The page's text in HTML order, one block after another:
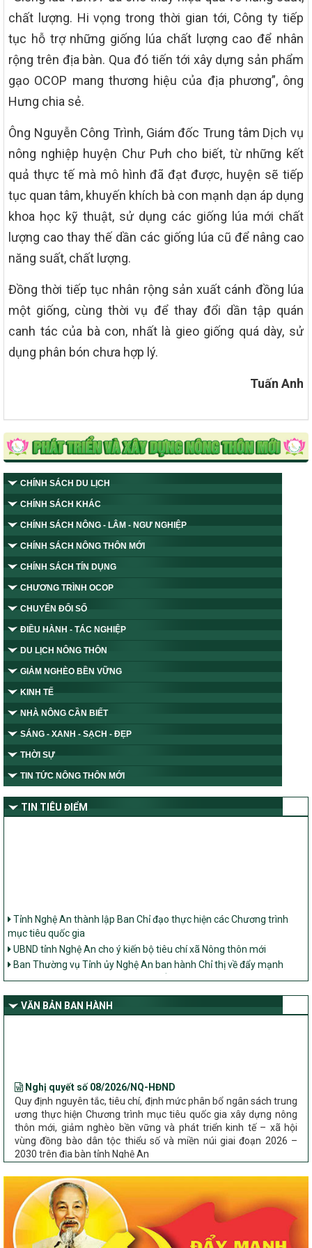
chất lượng. Hi vọng trong thời gian tới, Công ty tiếp
tục hỗ trợ những giống lúa chất lượng cao để nhân
rộng trên địa bàn. Qua đó tiến tới xây dựng sản phẩm
gạo OCOP mang thương hiệu của địa phương”, ông
Hưng chia sẻ.
Ông Nguyễn Công Trình, Giám đốc Trung tâm Dịch vụ
nông nghiệp huyện Chư Pưh cho biết, từ những kết
quả thực tế mà mô hình đã đạt được, huyện sẽ tiếp
tục quan tâm, khuyến khích bà con mạnh dạn áp dụng
khoa học kỹ thuật, sử dụng các giống lúa mới chất
lượng cao thay thế dần các giống lúa cũ để nâng cao
năng suất, chất lượng.
Đồng thời tiếp tục nhân rộng sản xuất cánh đồng lúa
một giống, cùng thời vụ để thay đổi dần tập quán
canh tác của bà con, nhất là gieo giống quá dày, sử
dụng phân bón chưa hợp lý.
Tuấn Anh
CHÍNH SÁCH DU LỊCH
CHÍNH SÁCH KHÁC
CHÍNH SÁCH NÔNG - LÂM - NGƯ NGHIỆP
CHÍNH SÁCH NÔNG THÔN MỚI
CHÍNH SÁCH TÍN DỤNG
CHƯƠNG TRÌNH OCOP
CHUYỂN ĐỔI SỐ
ĐIỀU HÀNH - TÁC NGHIỆP
DU LỊCH NÔNG THÔN
GIẢM NGHÈO BỀN VỮNG
KINH TẾ
NHÀ NÔNG CẦN BIẾT
SÁNG - XANH - SẠCH - ĐẸP
THỜI SỰ
TIN TỨC NÔNG THÔN MỚI
TIN TIÊU ĐIỂM
mục tiêu quốc gia
UBND tỉnh Nghệ An cho ý kiến bộ tiêu chí xã Nông thôn mới
Ban Thường vụ Tỉnh ủy Nghệ An ban hành Chỉ thị về đẩy mạnh
thực hiện Chương trình mục tiêu quốc gia xây dựng nông thôn mới,
giảm nghèo bền vững và phát triển kinh tế – xã hội vùng đồng bào
dân tộc thiểu số và miền núi giai đoạn 2026 – 2030 trên địa bàn tỉnh
Nghệ An
VĂN BẢN BAN HÀNH
Quy định nguyên tắc, tiêu chí, định mức phân bổ ngân sách trung
ương thực hiện Chương trình mục tiêu quốc gia xây dựng nông
thôn mới, giảm nghèo bền vững và phát triển kinh tế – xã hội
vùng đồng bào dân tộc thiểu số và miền núi giai đoạn 2026 –
2030 trên địa bàn tỉnh Nghệ An
Chỉ Thị số 22-CT/TU
về đẩy mạnh thực hiện Chương trình mục tiêu quốc gia xây dựng
nông thôn mới, giảm nghèo bền vững và phát triển kinh tế – xã
hội vùng đồng bào dân tộc thiểu số và miền núi giai đoạn 2026 –
2030 trên địa bàn tỉnh Nghệ An
Quyết định số 2490/QĐ-UBND